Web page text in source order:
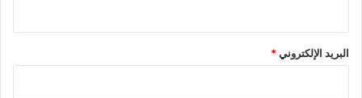
البريد الإلكتروني*